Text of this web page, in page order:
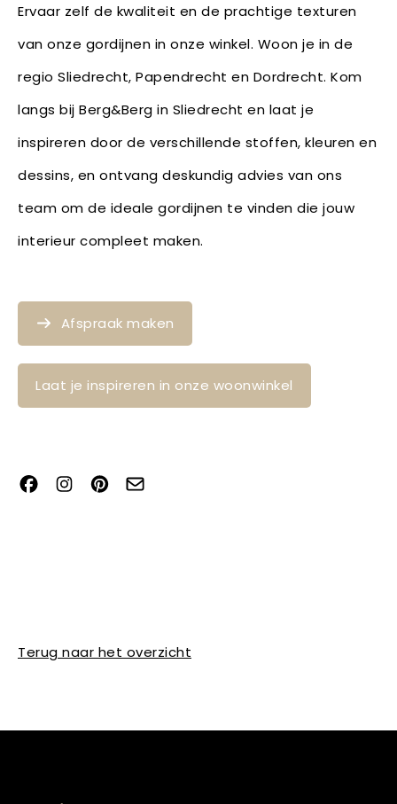
Ervaar zelf de kwaliteit en de prachtige texturen
van onze gordijnen in onze winkel. Woon je in de
regio Sliedrecht, Papendrecht en Dordrecht. Kom
langs bij Berg&Berg in Sliedrecht en laat je
inspireren door de verschillende stoffen, kleuren en
dessins, en ontvang deskundig advies van ons
team om de ideale gordijnen te vinden die jouw
interieur compleet maken.
Afspraak maken
Laat je inspireren in onze woonwinkel
Terug naar het overzicht